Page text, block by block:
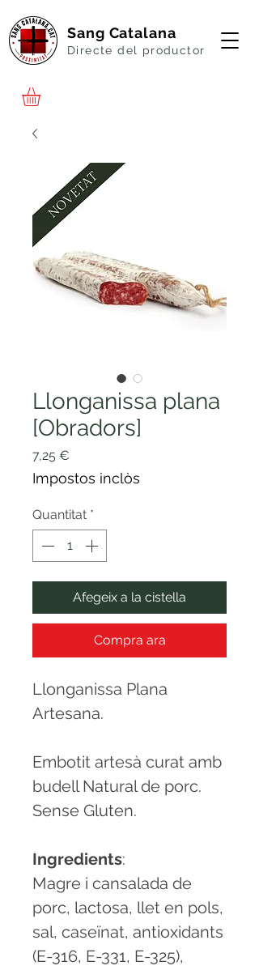
Sang Catalana
Directe del productor
Llonganissa plana
[Obradors]
7,25 €
Impostos inclòs
Quantitat *
Afegeix a la cistella
Compra ara
Llonganissa Plana
Artesana.
Embotit artesà curat amb
budell Natural de porc.
Sense Gluten.
Ingredients:
Magre i cansalada de
porc, lactosa, llet en pols,
sal, caseïnat, antioxidants
(E-316, E-331, E-325),